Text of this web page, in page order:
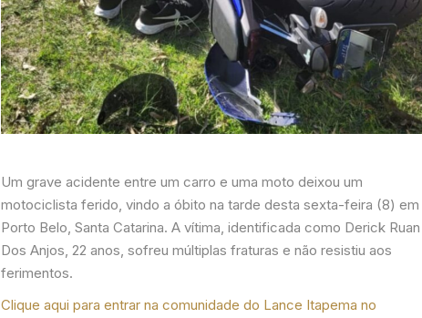
Um grave acidente entre um carro e uma moto deixou um
motociclista ferido, vindo a óbito na tarde desta sexta-feira (8) em
Porto Belo, Santa Catarina. A vítima, identificada como Derick Ruan
Dos Anjos, 22 anos, sofreu múltiplas fraturas e não resistiu aos
ferimentos.
Clique aqui para entrar na comunidade do Lance Itapema no